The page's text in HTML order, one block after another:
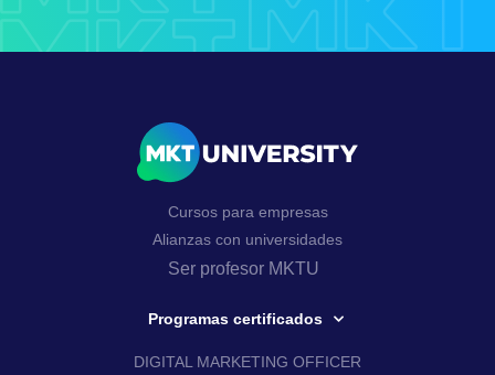
Cursos para empresas
Alianzas con universidades
Ser profesor MKTU
Programas certificados
DIGITAL MARKETING OFFICER